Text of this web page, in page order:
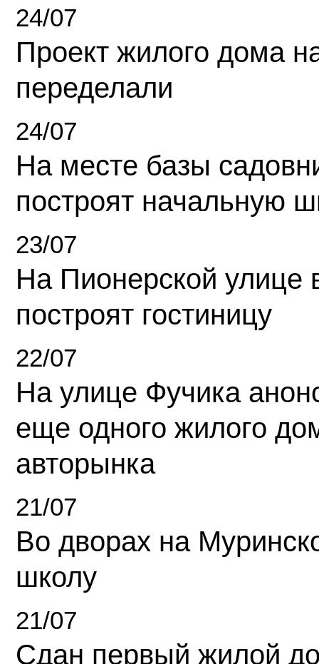
24/07
Проект жилого дома
переделали
24/07
На месте базы
построят начальную
23/07
На Пионерской улице
построят гостиницу
22/07
На улице Фучика
еще одного жилого
авторынка
21/07
Во дворах на
школу
21/07
Сдан первый жилой